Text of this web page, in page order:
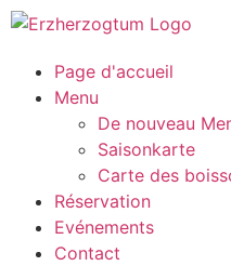
Page d'accueil
Menu
De nouveau
Saisonkarte
Carte des
Réservation
Evénements
Contact